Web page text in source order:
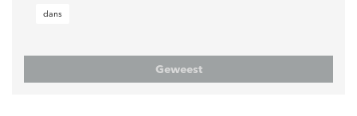
dans
Geweest